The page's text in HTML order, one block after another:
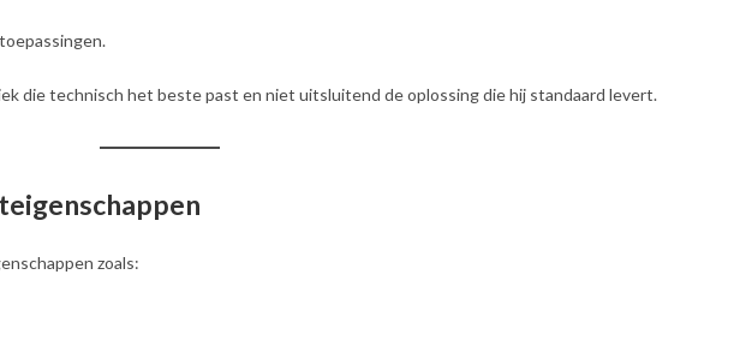
die technisch het beste past en niet uitsluitend de oplossing die hij standaard levert.
zoals: